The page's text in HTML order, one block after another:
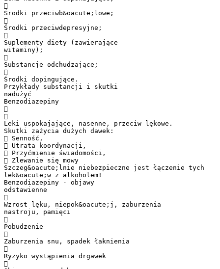

Środki przeciwb&oacute;lowe;

Środki przeciwdepresyjne;

Suplementy diety (zawierające
witaminy);

Substancje odchudzające;

Środki dopingujące.
Przykłady substancji i skutki
nadużyć
Benzodiazepiny


Leki uspokajające, nasenne, przeciw lękowe.
Skutki zażycia dużych dawek:
 Senność,
 Utrata koordynacji,
 Przyćmienie świadomości,
 Zlewanie się mowy
Szczeg&oacute;lnie niebezpieczne jest łączenie tych
lek&oacute;w z alkoholem!
Benzodiazepiny - objawy
odstawienne

Wzrost lęku, niepok&oacute;j, zaburzenia
nastroju, pamięci

Pobudzenie

Zaburzenia snu, spadek łaknienia

Ryzyko wystąpienia drgawek
